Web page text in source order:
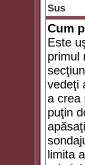
Sus
Cum
Este
primul
vedeţi
a crea
puţin
limita